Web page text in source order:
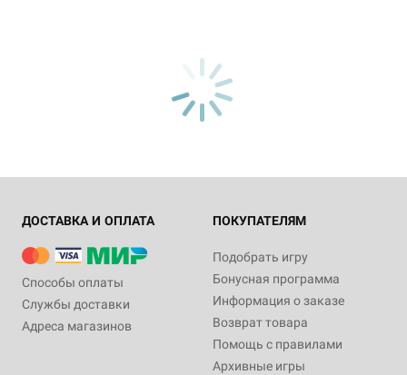
ДОСТАВКА И ОПЛАТА
Способы оплаты
Службы доставки
Адреса магазинов
ПОКУПАТЕЛЯМ
Подобрать игру
Бонусная программа
Информация о заказе
Возврат товара
Помощь с правилами
Архивные игры